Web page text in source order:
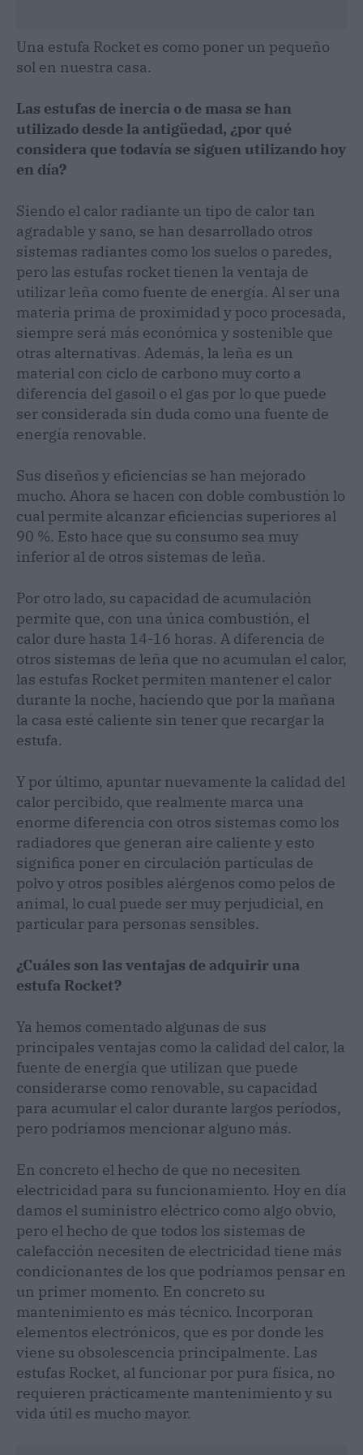
Una estufa Rocket es como poner un pequeño
sol en nuestra casa.
Las estufas de inercia o de masa se han
utilizado desde la antigüedad, ¿por qué
considera que todavía se siguen utilizando hoy
en día?
Siendo el calor radiante un tipo de calor tan
agradable y sano, se han desarrollado otros
sistemas radiantes como los suelos o paredes,
pero las estufas rocket tienen la ventaja de
utilizar leña como fuente de energía. Al ser una
materia prima de proximidad y poco procesada,
siempre será más económica y sostenible que
otras alternativas. Además, la leña es un
material con ciclo de carbono muy corto a
diferencia del gasoil o el gas por lo que puede
ser considerada sin duda como una fuente de
energía renovable.
Sus diseños y eficiencias se han mejorado
mucho. Ahora se hacen con doble combustión lo
cual permite alcanzar eficiencias superiores al
90 %. Esto hace que su consumo sea muy
inferior al de otros sistemas de leña.
Por otro lado, su capacidad de acumulación
permite que, con una única combustión, el
calor dure hasta 14-16 horas. A diferencia de
otros sistemas de leña que no acumulan el calor,
las estufas Rocket permiten mantener el calor
durante la noche, haciendo que por la mañana
la casa esté caliente sin tener que recargar la
estufa.
Y por último, apuntar nuevamente la calidad del
calor percibido, que realmente marca una
enorme diferencia con otros sistemas como los
radiadores que generan aire caliente y esto
significa poner en circulación partículas de
polvo y otros posibles alérgenos como pelos de
animal, lo cual puede ser muy perjudicial, en
particular para personas sensibles.
¿Cuáles son las ventajas de adquirir una
estufa Rocket?
Ya hemos comentado algunas de sus
principales ventajas como la calidad del calor, la
fuente de energía que utilizan que puede
considerarse como renovable, su capacidad
para acumular el calor durante largos períodos,
pero podríamos mencionar alguno más.
En concreto el hecho de que no necesiten
electricidad para su funcionamiento. Hoy en día
damos el suministro eléctrico como algo obvio,
pero el hecho de que todos los sistemas de
calefacción necesiten de electricidad tiene más
condicionantes de los que podríamos pensar en
un primer momento. En concreto su
mantenimiento es más técnico. Incorporan
elementos electrónicos, que es por donde les
viene su obsolescencia principalmente. Las
estufas Rocket, al funcionar por pura física, no
requieren prácticamente mantenimiento y su
vida útil es mucho mayor.